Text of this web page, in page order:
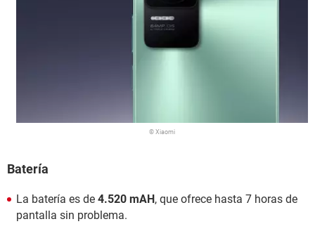
© Xiaomi
Batería
La batería es de 4.520 mAH , que ofrece hasta 7 horas de
pantalla sin problema.